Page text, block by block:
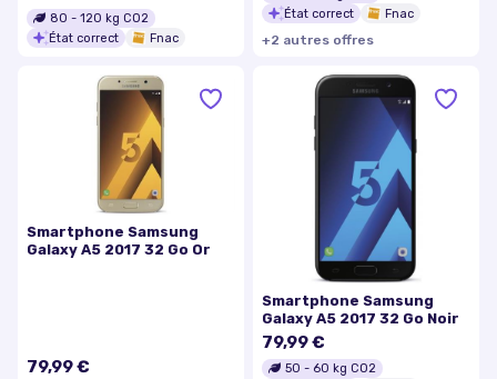
80 - 120 kg CO2
État correct
Fnac
État correct
Fnac
+2 autres offres
Smartphone Samsung
Galaxy A5 2017 32 Go Or
79,99 €
Smartphone Samsung
Galaxy A5 2017 32 Go Noir
79,99 €
50 - 60 kg CO2